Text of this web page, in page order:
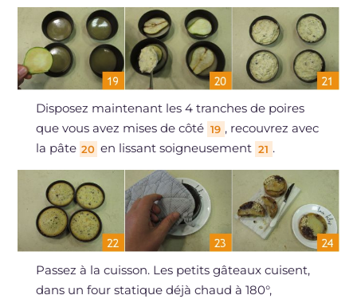
Disposez maintenant les 4 tranches de poires
que vous avez mises de côté 19 , recouvrez avec
la pâte 20 en lissant soigneusement 21 .
Passez à la cuisson. Les petits gâteaux cuisent,
dans un four statique déjà chaud à 180°,